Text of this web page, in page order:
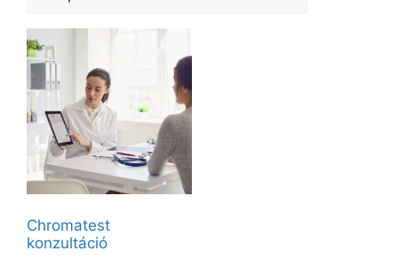
Chromatest
konzultáció